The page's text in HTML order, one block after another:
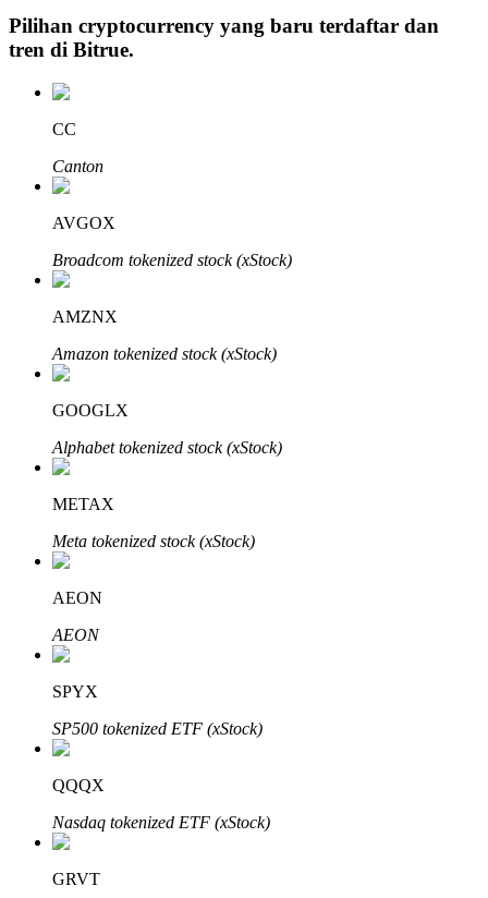
Investasi Otomatis
Raih keuntungan jangka panjang dan kepentingan fleksibel
Pelajari Staking
Afiliasi Bitrue
Hingga 65% Komisi!
Pilihan cryptocurrency yang baru terdaftar dan
tren di Bitrue.
CC
Canton
AVGOX
Broadcom tokenized stock (xStock)
AMZNX
Amazon tokenized stock (xStock)
GOOGLX
Alphabet tokenized stock (xStock)
METAX
Meta tokenized stock (xStock)
AEON
AEON
SPYX
SP500 tokenized ETF (xStock)
QQQX
Nasdaq tokenized ETF (xStock)
GRVT